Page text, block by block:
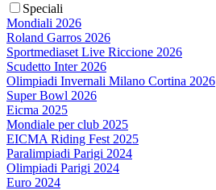
Speciali
Mondiali 2026
Roland Garros 2026
Sportmediaset Live Riccione 2026
Scudetto Inter 2026
Olimpiadi Invernali Milano Cortina 2026
Super Bowl 2026
Eicma 2025
Mondiale per club 2025
EICMA Riding Fest 2025
Paralimpiadi Parigi 2024
Olimpiadi Parigi 2024
Euro 2024